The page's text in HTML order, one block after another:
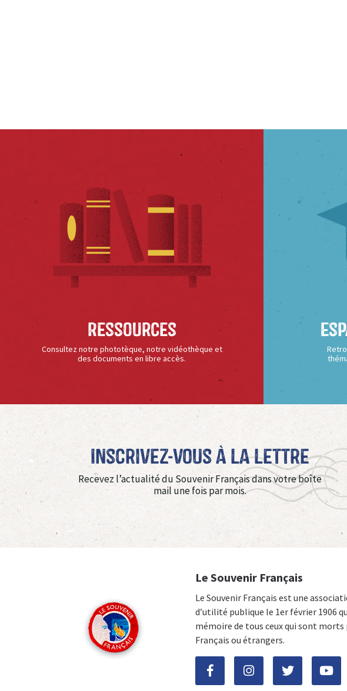
Ressources
Consultez notre phototèque, notre vidéothèque et
des documents en libre accès.
Inscrivez-vous à La Lettre
Recevez l’actualité du Souvenir Français dans votre boîte
mail une fois par mois.
Le Souvenir Français
Le Souvenir Français est une
d’utilité publique le 1er février 1906
mémoire de tous ceux qui sont morts
Français ou étrangers.